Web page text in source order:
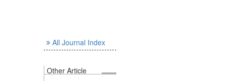
All Journal Index
Other Article